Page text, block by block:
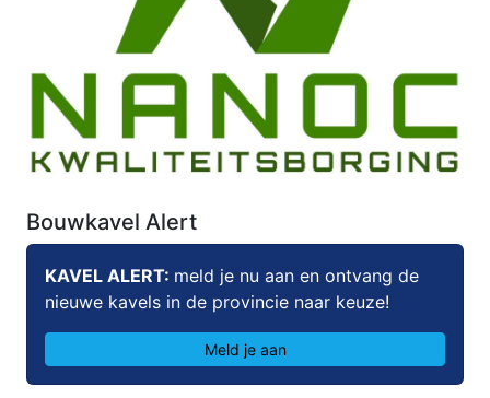
Bouwkavel Alert
KAVEL ALERT: meld je nu aan en ontvang de
nieuwe kavels in de provincie naar keuze!
Meld je aan